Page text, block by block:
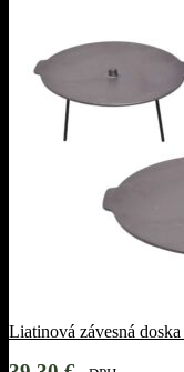
Liatinová závesná